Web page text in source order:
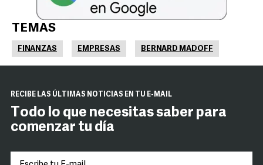
TEMAS
FINANZAS EMPRESAS BERNARD MADOFF
RECIBE LAS ÚLTIMAS NOTICIAS EN TU E-MAIL
Todo lo que necesitas saber para
comenzar tu día